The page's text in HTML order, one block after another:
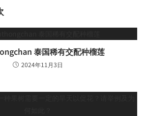
泰国稀有交配种榴莲
2024年11月3日